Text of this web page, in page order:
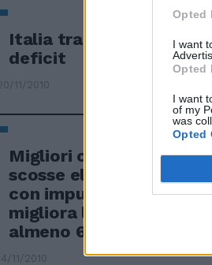
Opted
I want
Opted
I want
of my
was
Opted
Italia tra i migliori per
deficit
20/11/2010
Migliori capacità di
scosse elettriche
con impulsi elettrici a
migliora le capacità
almeno 6 mesi.
14/11/2010